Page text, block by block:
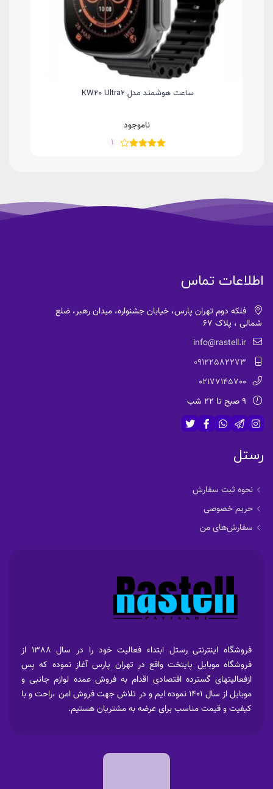
ساعت هوشمند مدل KW20 Ultra2
ناموجود
1
اطلاعات تماس
فلکه دوم تهران پارس، خیابان جشنواره، میدان رهبر، ضلع
شمالی ، پلاک 67
info@rastell.ir
09122582273
02177145700
9 صبح تا 22 شب
رستل
نحوه ثبت سفارش
حریم خصوصی
سفارش‌های من
فروشگاه اینترنتی رستل ابتداء فعالیت خود را در سال 1388 از
فروشگاه موبایل پایتخت واقع در تهران پارس آغاز نموده که پس
ازفعالیتهای گسترده اقتصادی اقدام به فروش عمده لوازم جانبی و
موبایل از سال 1401 نموده ایم و در تلاش جهت فروش امن ،راحت و با
کیفیت و قیمت مناسب برای عرضه به مشتریان هستیم.